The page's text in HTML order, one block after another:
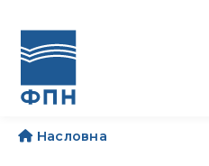
Насловна